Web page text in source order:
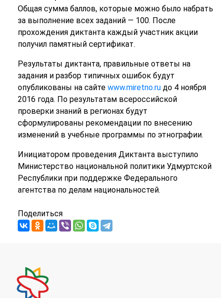
Общая сумма баллов, которые можно было набрать
за выполнение всех заданий — 100. После
прохождения диктанта каждый участник акции
получил памятный сертификат.
Результаты диктанта, правильные ответы на
задания и разбор типичных ошибок будут
опубликованы на сайте www.miretno.ruдо 4 ноября
2016 года. По результатам всероссийской
проверки знаний в регионах будут
сформулированы рекомендации по внесению
изменений в учебные программы по этнографии.
Инициатором проведения Диктанта выступило
Министерство национальной политики Удмуртской
Республики при поддержке Федерального
агентства по делам национальностей.
Поделиться